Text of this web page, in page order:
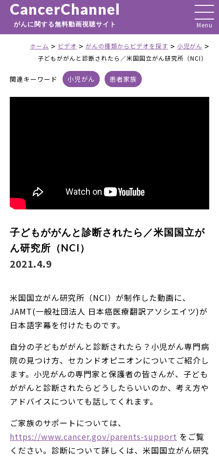
CancerChannel
がんに関する無料動画視聴サイト
ホーム > ビデオ > がんの種類からビデオを探す > 小児がん >
子どもががんと診断されたら／米国国立がん研究所（NCI）
関連キーワード 小児がん 患者家族
子どもががんと診断されたら／米国国立が
ん研究所（NCI）
2021.4.9
米国国立がん研究所（NCI）が制作した動画に、
JAMT(一般社団法人 日本癌医療翻訳アソシエイツ)が
日本語字幕を付けたものです。
自分の子どもががんと診断されたら？小児がん専門病
院の見つけ方、セカンドオピニオンについてご紹介し
ます。小児がんの専門家と保護者の皆さんが、子ども
ががんと診断されたらどうしたらいいのか、考え方や
アドバイスについても話してくれます。
ご家族のサポートについては、
https://www.cancer.gov/parents-support​ をご覧
ください。診断について詳しくは、米国国立がん研究